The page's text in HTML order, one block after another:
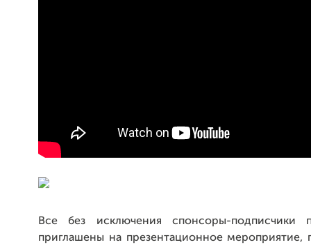
Все без исключения спонсоры-подписчики
приглашены на презентационное мероприятие,